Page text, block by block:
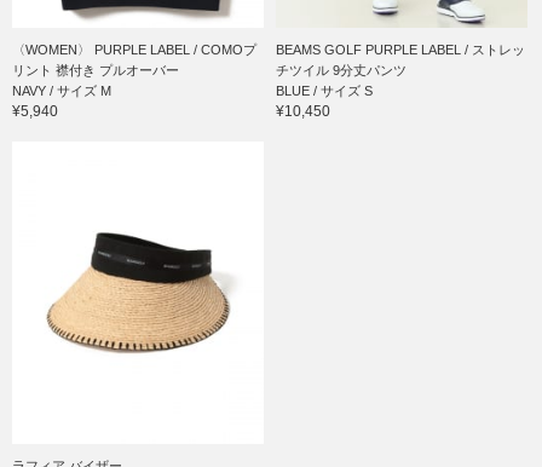
〈WOMEN〉 PURPLE LABEL / COMOプ
リント 襟付き プルオーバー
NAVY / サイズ M
¥5,940
BEAMS GOLF PURPLE LABEL / ストレッ
チツイル 9分丈パンツ
BLUE / サイズ S
¥10,450